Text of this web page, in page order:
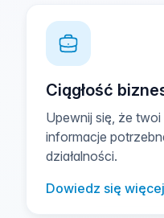
Ciągłość
Upewnij się, że
informacje
działalności.
Dowiedz się więcej